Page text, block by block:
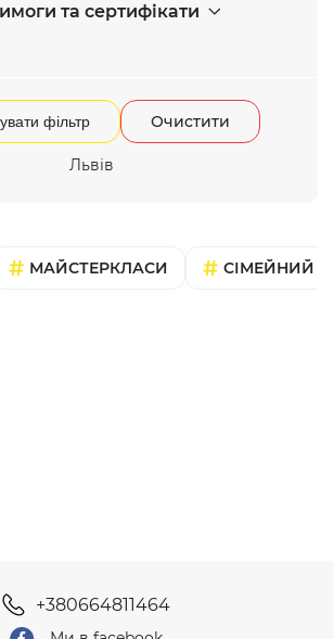
та сертифікати
фільтр Очистити
Львів
МАЙСТЕРКЛАСИ СІМЕЙНИЙ
+380664811464